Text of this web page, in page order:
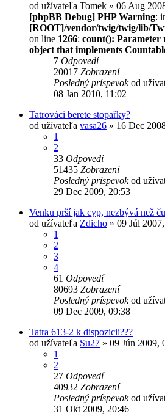
od užívateľa Tomek » 06 Aug
[phpBB Debug] PHP Warning:
[ROOT]/vendor/twig/twig/lib/
on line 1266: count(): Parameter
object that implements
7 Odpovedí
20017 Zobrazení
Posledný príspevokod
08 Jan 2010, 11:02
Tatrováci berete stopařky?
od užívateľa vasa26 » 16 Dec
1
2
33 Odpovedí
51435 Zobrazení
Posledný príspevokod
29 Dec 2009, 20:53
Venku prší jak cyp, nezbývá než
od užívateľa Zdicho » 09 Júl
1
2
3
4
61 Odpovedí
80693 Zobrazení
Posledný príspevokod
09 Dec 2009, 09:38
Tatra 613-2 k dispozicii???
od užívateľa Su27 » 09 Jún 2009,
1
2
27 Odpovedí
40932 Zobrazení
Posledný príspevokod
31 Okt 2009, 20:46